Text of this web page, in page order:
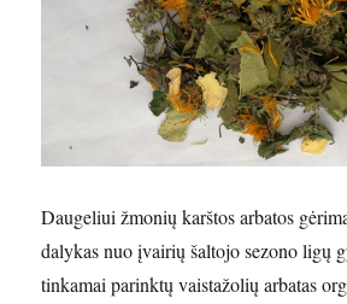
Daugeliui žmonių karštos arbatos
dalykas nuo įvairių šaltojo sezono ligų
tinkamai parinktų vaistažolių arbatas